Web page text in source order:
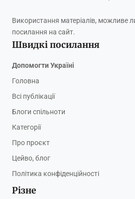
Використання матеріалів, можливе
посилання на сайт.
Швидкі посилання
Допомогти Україні
Головна
Всі публікації
Блоги спільноти
Категорії
Про проєкт
Цейво, блог
Політика конфіденційності
Різне